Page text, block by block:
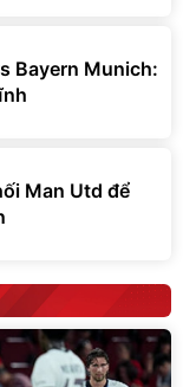
Bayern Munich:
Man Utd để